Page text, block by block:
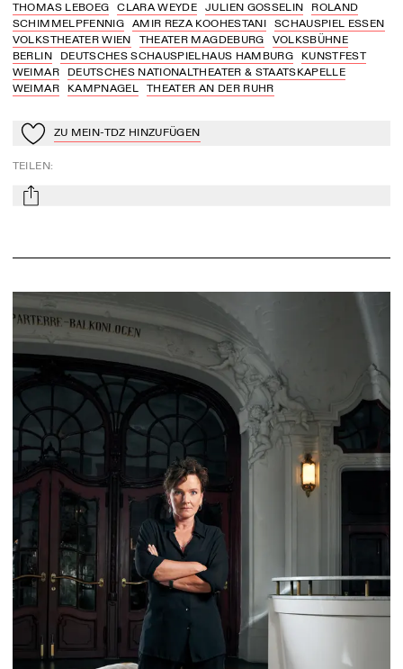
THOMAS LEBOEG
CLARA WEYDE JULIEN GOSSELIN
ROLAND
SCHIMMELPFENNIG AMIR REZA KOOHESTANI
SCHAUSPIEL ESSEN
VOLKSTHEATER WIEN
THEATER MAGDEBURG
VOLKSBÜHNE
BERLIN
DEUTSCHES SCHAUSPIELHAUS HAMBURG
KUNSTFEST
WEIMAR
DEUTSCHES NATIONALTHEATER & STAATSKAPELLE
WEIMAR
KAMPNAGEL THEATER AN DER RUHR
Zu Mein-TdZ hinzufügen
ZU MEIN-TDZ HINZUFÜGEN
TEILEN:
mail